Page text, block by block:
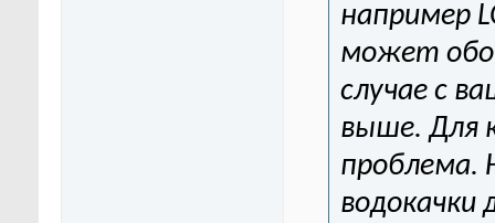
например
может
случае с
выше. Для
проблема.
водокачки